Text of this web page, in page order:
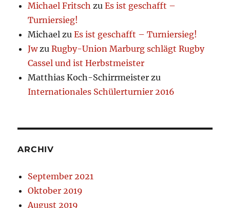
Michael Fritsch zuEs ist geschafft –
Turniersieg!
Michael zuEs ist geschafft – Turniersieg!
JwzuRugby-Union Marburg schlägt Rugby
Cassel und ist Herbstmeister
Matthias Koch-Schirrmeister zu
Internationales Schülerturnier 2016
ARCHIV
September 2021
Oktober 2019
August 2019